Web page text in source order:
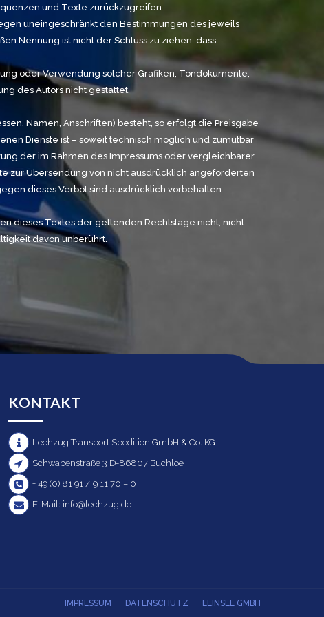
und Texte zurückzugreifen.
uneingeschränkt den Bestimmungen des jeweils
Nennung ist nicht der Schluss zu ziehen, dass
oder Verwendung solcher Grafiken, Tondokumente,
des Autors nicht gestattet.
Namen, Anschriften) besteht, so erfolgt die Preisgabe
Dienste ist – soweit technisch möglich und zumutbar
der im Rahmen des Impressums oder vergleichbarer
zur Übersendung von nicht ausdrücklich angeforderten
dieses Verbot sind ausdrücklich vorbehalten.
dieses Textes der geltenden Rechtslage nicht, nicht
davon unberührt.
KONTAKT
Lechzug Transport Spedition GmbH & Co. KG
Schwabenstraße 3 D-86807 Buchloe
+ 49 (0) 81 91 / 9 11 70 – 0
E-Mail: info@lechzug.de
IMPRESSUM DATENSCHUTZ LEINSLE GMBH